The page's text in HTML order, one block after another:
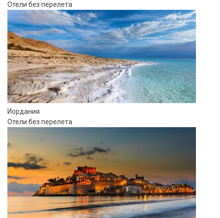
Отели без перелета
Иордания
Отели без перелета